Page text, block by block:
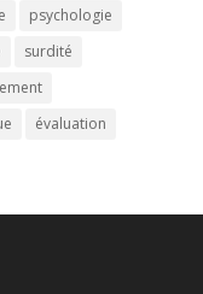
psychologie
surdité
évaluation